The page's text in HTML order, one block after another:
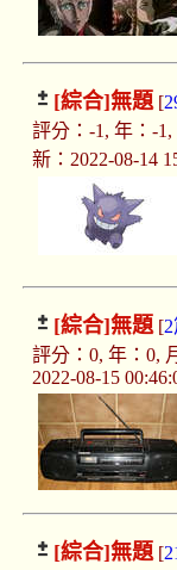
[綜合]無題[
評分：-1, 年：-
新：2022-08-14
[綜合]無題[
評分：0, 年：0,
2022-08-15
[綜合]無題[